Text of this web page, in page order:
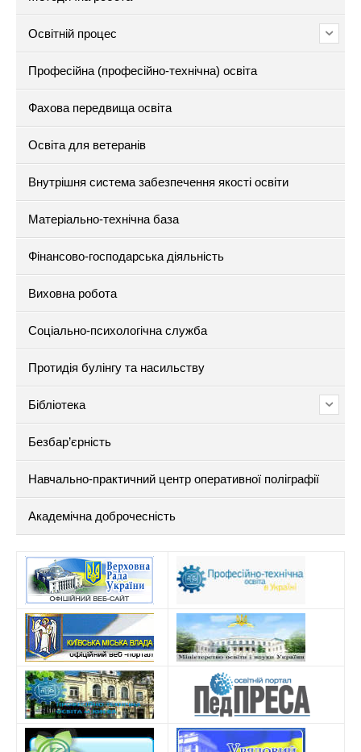
Освітній процес
Професійна (професійно-технічна) освіта
Фахова передвища освіта
Освіта для ветеранів
Внутрішня система забезпечення якості освіти
Матеріально-технічна база
Фінансово-господарська діяльність
Виховна робота
Соціально-психологічна служба
Протидія булінгу та насильству
Бібліотека
Безбар’єрність
Навчально-практичний центр оперативної поліграфії
Академічна доброчесність